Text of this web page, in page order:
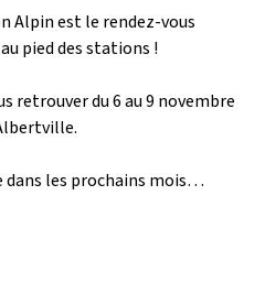
Alpin est le rendez-vous
pied des stations !
retrouver du 6 au 9 novembre
dans les prochains mois…